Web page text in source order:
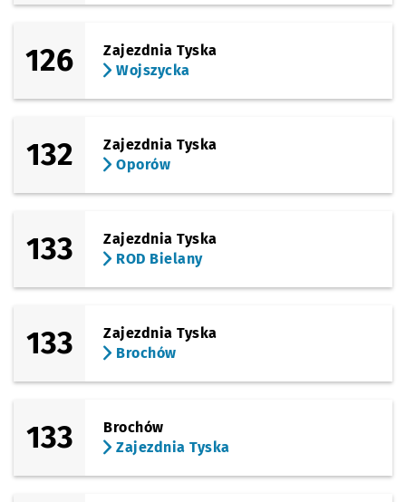
126
Zajezdnia Tyska
Wojszycka
132
Zajezdnia Tyska
Oporów
133
Zajezdnia Tyska
ROD Bielany
133
Zajezdnia Tyska
Brochów
133
Brochów
Zajezdnia Tyska